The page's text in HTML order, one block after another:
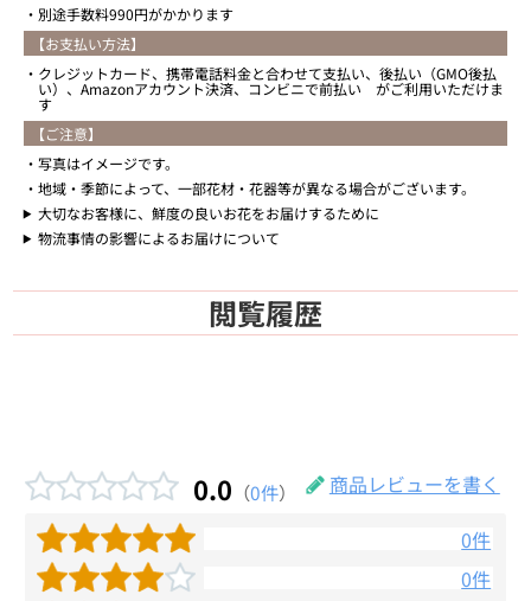
別途手数料990円がかかります
【お支払い方法】
クレジットカード、携帯電話料金と合わせて支払い、後払い（GMO後払
い）、Amazonアカウント決済、コンビニで前払い がご利用いただけま
す
【ご注意】
写真はイメージです。
地域・季節によって、一部花材・花器等が異なる場合がございます。
大切なお客様に、鮮度の良いお花をお届けするために
物流事情の影響によるお届けについて
閲覧履歴
0.0 （0件）
商品レビューを書く
0件
0件